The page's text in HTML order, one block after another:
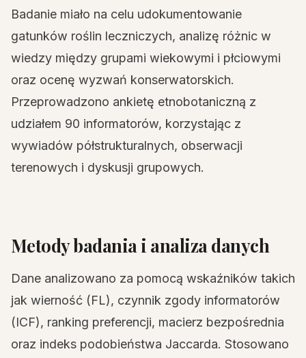
Badanie miało na celu udokumentowanie
gatunków roślin leczniczych, analizę różnic w
wiedzy między grupami wiekowymi i płciowymi
oraz ocenę wyzwań konserwatorskich.
Przeprowadzono ankietę etnobotaniczną z
udziałem 90 informatorów, korzystając z
wywiadów półstrukturalnych, obserwacji
terenowych i dyskusji grupowych.
Metody badania i analiza danych
Dane analizowano za pomocą wskaźników takich
jak wierność (FL), czynnik zgody informatorów
(ICF), ranking preferencji, macierz bezpośrednia
oraz indeks podobieństwa Jaccarda. Stosowano